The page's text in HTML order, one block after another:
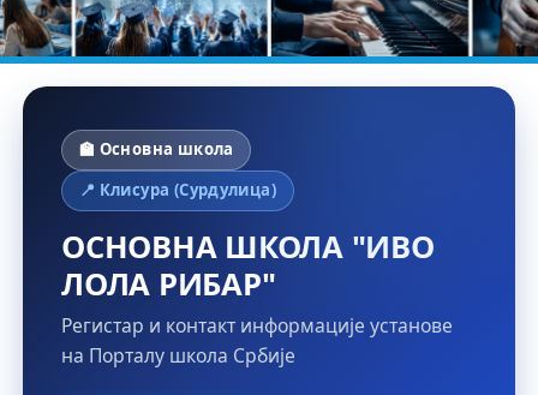
🏫 Основна школа
📍 Клисура (Сурдулица)
ОСНОВНА ШКОЛА "ИВО
ЛОЛА РИБАР"
Регистар и контакт информације установе
на Порталу школа Србије